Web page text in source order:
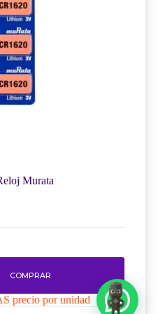
Murata
COMPRAR
precio por unidad